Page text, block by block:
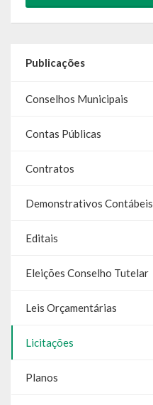
RREO
Publicações Diversas
Eleições Conselho Tutelar
Licitações
Transparência
Portal da Transparência
Publicações
Conselhos Municipais
Contas Públicas
Contratos
Demonstrativos Contábeis
Editais
Eleições Conselho Tutelar
Leis Orçamentárias
Licitações
Planos